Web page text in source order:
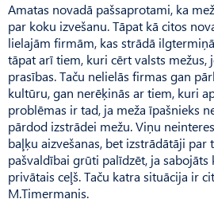
Amatas novadā pašsaprotami, ka
par koku izvešanu. Tāpat kā citos
lielajām firmām, kas strādā
tāpat arī tiem, kuri cērt valsts mežus,
prasības. Taču nelielās firmas gan
kultūru, gan nerēķinās ar tiem, kuri
problēmas ir tad, ja meža īpašnieks
pārdod izstrādei mežu. Viņu
baļķu aizvešanas, bet izstrādātāji par
pašvaldībai grūti palīdzēt, ja sabojāts
privātais ceļš. Taču katra situācija ir
M.Timermanis.